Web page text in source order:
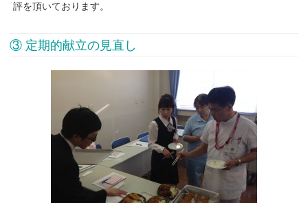
評を頂いております。
③ 定期的献立の見直し